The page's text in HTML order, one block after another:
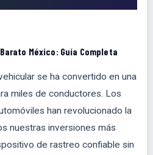
México: Guía Completa
se ha convertido en una
miles de conductores. Los
han revolucionado la
nuestras inversiones más
de rastreo confiable sin